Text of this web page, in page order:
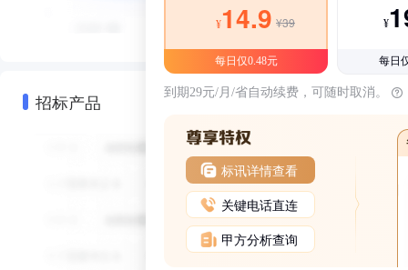
招标产品
¥14.9 ¥39
每日仅0.48元
¥
每日
到期29元/月/省自动续费，可随时取消。
标讯详情查看
关键电话直连
甲方分析查询